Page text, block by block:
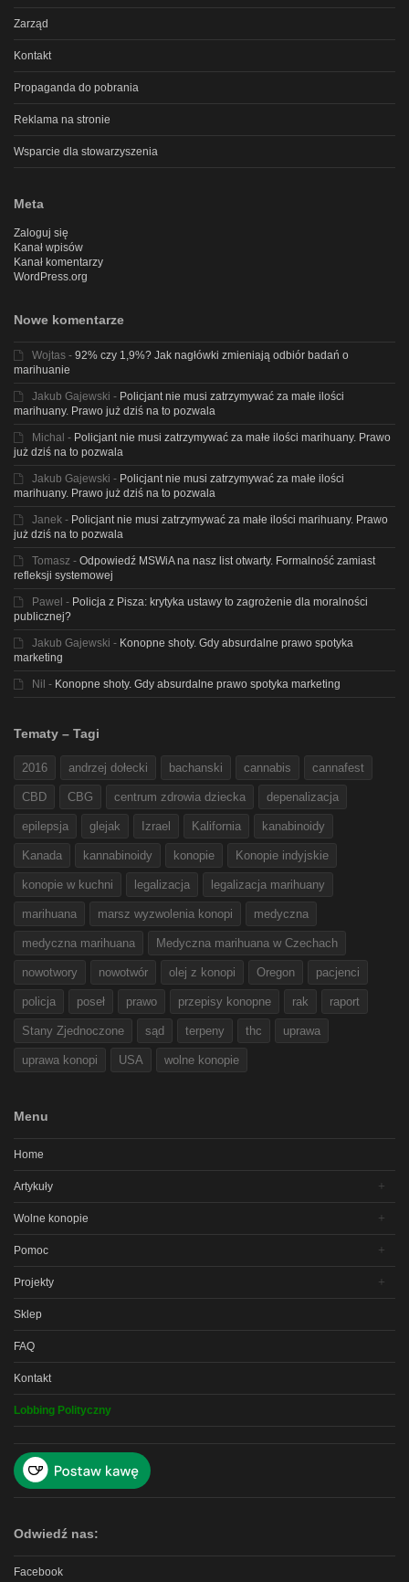
Zarząd
Kontakt
Propaganda do pobrania
Reklama na stronie
Wsparcie dla stowarzyszenia
Meta
Zaloguj się
Kanał wpisów
Kanał komentarzy
WordPress.org
Nowe komentarze
Wojtas - 92% czy 1,9%? Jak nagłówki zmieniają odbiór badań o
marihuanie
Jakub Gajewski - Policjant nie musi zatrzymywać za małe ilości
marihuany. Prawo już dziś na to pozwala
Michal - Policjant nie musi zatrzymywać za małe ilości marihuany. Prawo
już dziś na to pozwala
Jakub Gajewski - Policjant nie musi zatrzymywać za małe ilości
marihuany. Prawo już dziś na to pozwala
Janek - Policjant nie musi zatrzymywać za małe ilości marihuany. Prawo
już dziś na to pozwala
Tomasz - Odpowiedź MSWiA na nasz list otwarty. Formalność zamiast
refleksji systemowej
Pawel - Policja z Pisza: krytyka ustawy to zagrożenie dla moralności
publicznej?
Jakub Gajewski - Konopne shoty. Gdy absurdalne prawo spotyka
marketing
Nil - Konopne shoty. Gdy absurdalne prawo spotyka marketing
Tematy – Tagi
2016 andrzej dołecki bachanski cannabis cannafest
CBD CBG centrum zdrowia dziecka depenalizacja
epilepsja glejak Izrael Kalifornia kanabinoidy
Kanada kannabinoidy konopie Konopie indyjskie
konopie w kuchni legalizacja legalizacja marihuany
marihuana marsz wyzwolenia konopi medyczna
medyczna marihuana Medyczna marihuana w Czechach
nowotwory nowotwór olej z konopi Oregon pacjenci
policja poseł prawo przepisy konopne rak raport
Stany Zjednoczone sąd terpeny thc uprawa
uprawa konopi USA wolne konopie
Menu
Home
Artykuły
Wolne konopie
Pomoc
Projekty
Sklep
FAQ
Kontakt
Lobbing Polityczny
Odwiedź nas:
Facebook